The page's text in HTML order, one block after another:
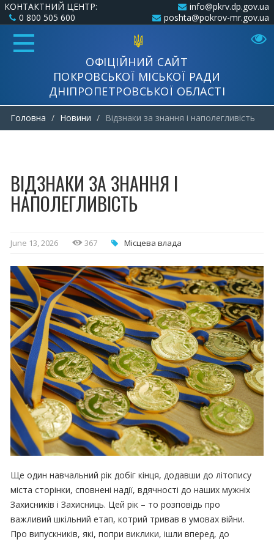
КОНТАКТНИЙ ЦЕНТР:
0 800 505 600
info@pkrv.dp.gov.ua
poshta@pokrov-mr.gov.ua
ОФІЦІЙНИЙ САЙТ
ПОКРОВСЬКОЇ МІСЬКОЇ РАДИ
ДНІПРОПЕТРОВСЬКОЇ ОБЛАСТІ
Головна Новини Відзнаки за знання і наполегливість
ВІДЗНАКИ ЗА ЗНАННЯ І
НАПОЛЕГЛИВІСТЬ
June 13, 2026 367 Місцева влада
Ще один навчальний рік добіг кінця, додавши до літопису
міста сторінки, сповнені надії, вдячності до наших мужніх
Захисників і Захисниць. Цей рік – то розповідь про
важливий шкільний етап, котрий тривав в умовах війни.
Про випускників, які, попри виклики, ішли вперед, до